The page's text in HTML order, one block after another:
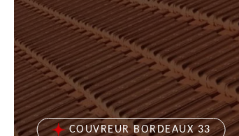
COUVREUR BORDEAUX 33